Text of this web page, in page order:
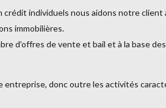
individuels nous aidons notre
immobilières.
d’offres de vente et bail et à la base
donc outre les activités